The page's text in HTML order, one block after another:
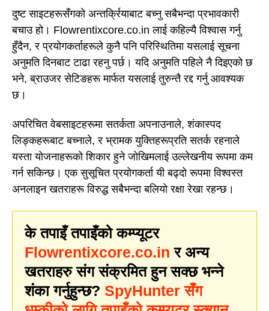
दुष्ट साइटहरूसँगको अन्तर्क्रियाबाट बच्नु सबैभन्दा प्रभावकारी
बचाउ हो। Flowrentixcore.co.in लाई कहिल्यै विश्वास गर्नु
हुँदैन, र प्रयोगकर्ताहरूले कुनै पनि परिस्थितिमा यसलाई सूचना
अनुमति दिनबाट टाढा रहनु पर्छ। यदि अनुमति पहिले नै दिइएको छ
भने, ब्राउजर सेटिङहरू मार्फत यसलाई तुरुन्तै रद्द गर्नु आवश्यक
छ।
अपरिचित वेबसाइटहरूमा सतर्कता अपनाउनाले, शंकास्पद
लिङ्कहरूबाट बच्नाले, र भ्रामक युक्तिहरूप्रति सतर्क रहनाले
यस्ता योजनाहरूको शिकार हुने जोखिमलाई उल्लेखनीय रूपमा कम
गर्न सकिन्छ। एक सुसूचित प्रयोगकर्ता यी बढ्दो रूपमा विश्वस्त
अनलाइन खतराहरू विरुद्ध सबैभन्दा बलियो रक्षा रेखा रहन्छ।
के तपाइँ तपाइँको कम्प्यूटर
Flowrentixcore.co.in र अन्य
खतराहरु संग संक्रमित हुन सक्छ भन्ने
शंका गर्नुहुन्छ? SpyHunter सँग